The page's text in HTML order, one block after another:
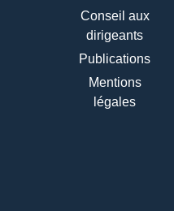
Conseil aux
dirigeants
Publications
Mentions
légales